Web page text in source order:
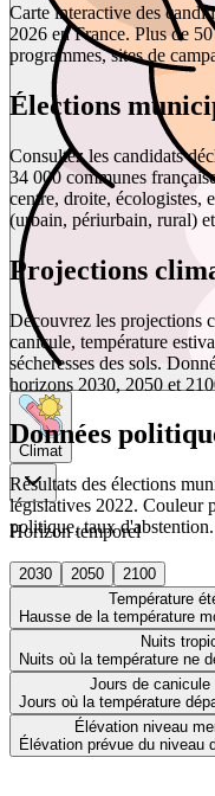
Climat
Horizon temporel
2030 2050
2100
Température
Hausse de la température
Nuits
Nuits où la température ne
Jours de canicule
Jours où la température
Élévation niveau
Élévation prévue du niveau
Carte interactive des
2026 en France. Plus de
programmes, sites de
Élections
Consultez les candidats
34 000 communes
centre, droite, écologistes,
(urbain, périurbain, rural)
Projections
Découvrez les projections
canicule, température
sécheresses des sols.
horizons 2030, 2050 et
Données
Résultats des élections
législatives 2022. Couleur
politique, taux d'abstention.